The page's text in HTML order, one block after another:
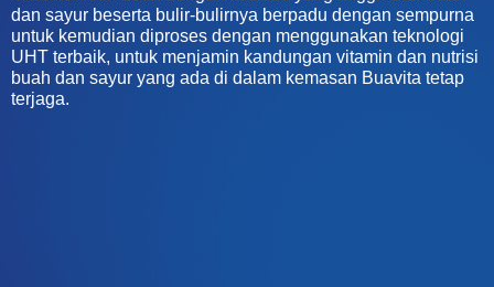
dan sayur beserta bulir-bulirnya berpadu dengan sempurna
untuk kemudian diproses dengan menggunakan teknologi
UHT terbaik, untuk menjamin kandungan vitamin dan nutrisi
buah dan sayur yang ada di dalam kemasan Buavita tetap
terjaga.